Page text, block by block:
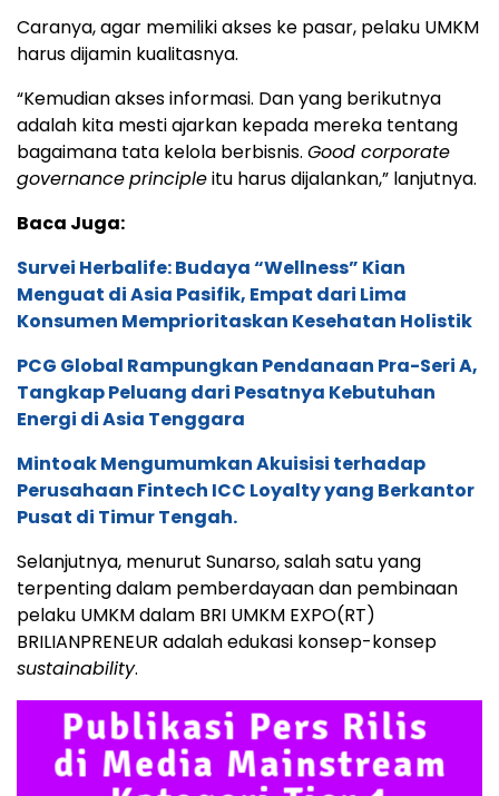
Caranya, agar memiliki akses ke pasar, pelaku UMKM
harus dijamin kualitasnya.
“Kemudian akses informasi. Dan yang berikutnya
adalah kita mesti ajarkan kepada mereka tentang
bagaimana tata kelola berbisnis. Good corporate
governanceprincipleitu harus dijalankan,” lanjutnya.
Baca Juga:
Survei Herbalife: Budaya “Wellness” Kian
Menguat di Asia Pasifik, Empat dari Lima
Konsumen Memprioritaskan Kesehatan Holistik
PCG Global Rampungkan Pendanaan Pra-Seri A,
Tangkap Peluang dari Pesatnya Kebutuhan
Energi di Asia Tenggara
Mintoak Mengumumkan Akuisisi terhadap
Perusahaan Fintech ICC Loyalty yang Berkantor
Pusat di Timur Tengah.
Selanjutnya, menurut Sunarso, salah satu yang
terpenting dalam pemberdayaan dan pembinaan
pelaku UMKM dalam BRI UMKM EXPO(RT)
BRILIANPRENEUR adalah edukasi konsep-konsep
sustainability.